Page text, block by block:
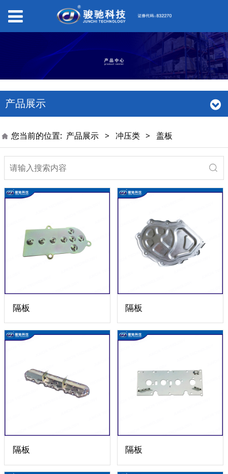
产品展示
您当前的位置: 产品展示 > 冲压类 > 盖板
隔板 隔板
隔板 隔板